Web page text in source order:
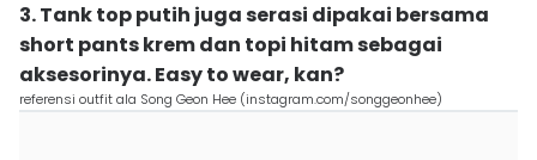
3. Tank top putih juga serasi dipakai bersama
short pants krem dan topi hitam sebagai
aksesorinya. Easy to wear, kan?
referensi outfit ala Song Geon Hee (instagram.com/songgeonhee)